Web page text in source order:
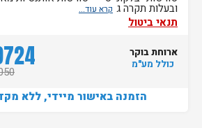
ובעלות תקרה ג
תנאי ביטול
ארוחת בוקר
כולל מע"מ
הזמנה באישור מיידי, ללא